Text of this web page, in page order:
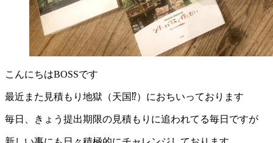
こんにちはBOSSです
最近また見積もり地獄（天国⁉）におちいっております
毎日、きょう提出期限の見積もりに追われてる毎日ですが